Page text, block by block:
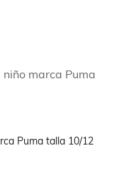
Puma talla 10/12